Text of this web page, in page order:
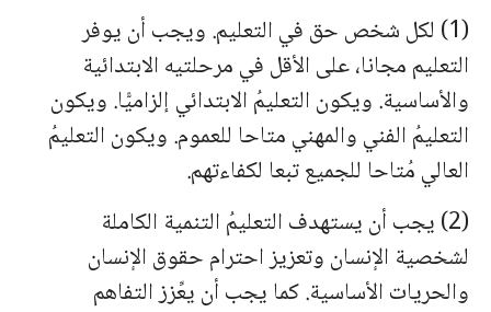
(1) لكل شخص حق في التعليم. ويجب أن يوفر
التعليم مجانا، على الأقل في مرحلتيه الابتدائية
والأساسية. ويكون التعليمُ الابتدائي إلزاميًّا. ويكون
التعليمُ الفني والمهني متاحا للعموم. ويكون التعليمُ
العالي مُتاحا للجميع تبعا لكفاءتهم.
(2) يجب أن يستهدف التعليمُ التنمية الكاملة
لشخصية الإنسان وتعزيز احترام حقوق الإنسان
والحريات الأساسية. كما يجب أن يعِّزز التفاهم